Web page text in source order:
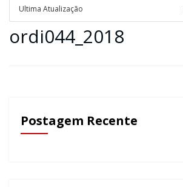
Ultima Atualização
ordi044_2018
Postagem Recente